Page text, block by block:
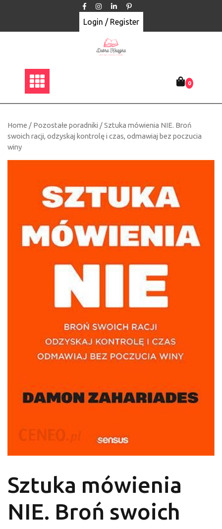
Login / Register
0
Home / Pozostałe poradniki / Sztuka mówienia NIE. Broń
swoich racji, odzyskaj kontrolę i czas, odmawiaj bez poczucia
winy
Sztuka mówienia
NIE. Broń swoich